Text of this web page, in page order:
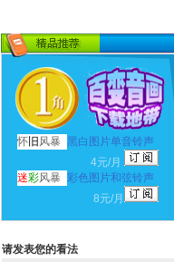
怀 旧 风暴
黑白图片单音铃声
4元/月
迷彩风暴 彩色图片和弦铃声
8元/月
请发表您的看法